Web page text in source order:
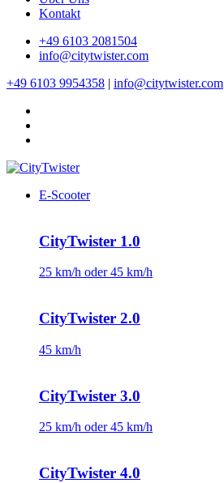
Kontakt
+49 6103 2081504
info@citytwister.com
+49 6103 9954358 | info@citytwister.com
E-Scooter
CityTwister 1.0
25 km/h oder 45 km/h
CityTwister 2.0
45 km/h
CityTwister 3.0
25 km/h oder 45 km/h
CityTwister 4.0